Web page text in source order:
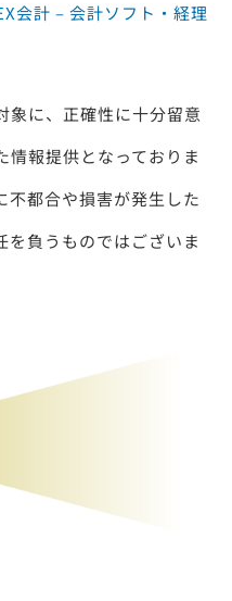
会計 – 会計ソフト・経理
に、正確性に十分留意
情報提供となっておりま
不都合や損害が発生した
を負うものではございま